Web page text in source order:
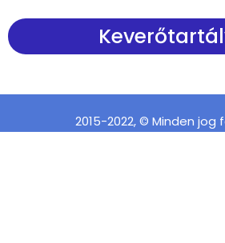
2015-2022, © Minden